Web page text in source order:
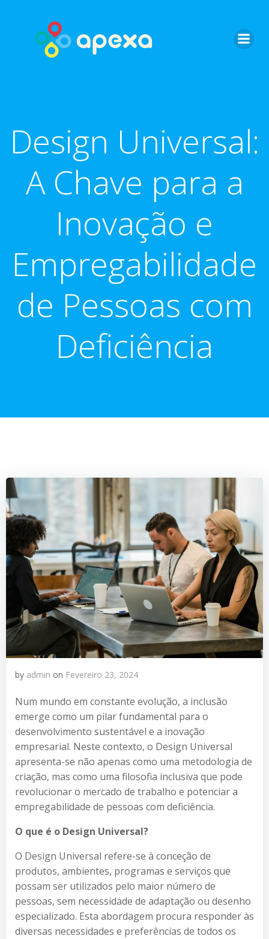
content
Design Universal:
A Chave para a
Inovação e
Empregabilidade
de Pessoas com
Deficiência
by admin on Fevereiro 23, 2024
Num mundo em constante evolução, a inclusão
emerge como um pilar fundamental para o
desenvolvimento sustentável e a inovação
empresarial. Neste contexto, o Design Universal
apresenta-se não apenas como uma metodologia de
criação, mas como uma filosofia inclusiva que pode
revolucionar o mercado de trabalho e potenciar a
empregabilidade de pessoas com deficiência.
O que é o Design Universal?
O Design Universal refere-se à conceção de
produtos, ambientes, programas e serviços que
possam ser utilizados pelo maior número de
pessoas, sem necessidade de adaptação ou desenho
especializado. Esta abordagem procura responder às
diversas necessidades e preferências de todos os